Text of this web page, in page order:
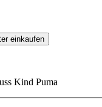
einkaufen
Kind Puma